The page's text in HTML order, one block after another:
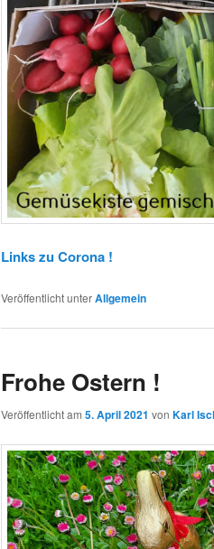
Links zu Corona !
Veröffentlicht unterAllgemein
Frohe Ostern !
Veröffentlicht am 5. April 2021 von Karl